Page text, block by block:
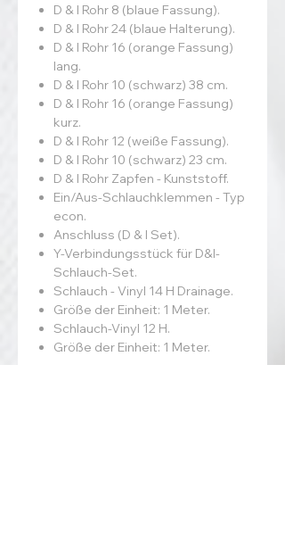
D & I Rohr 8 (blaue Fassung).
D & I Rohr 24 (blaue Halterung).
D & I Rohr 16 (orange Fassung)
lang.
D & I Rohr 10 (schwarz) 38 cm.
D & I Rohr 16 (orange Fassung)
kurz.
D & I Rohr 12 (weiße Fassung).
D & I Rohr 10 (schwarz) 23 cm.
D & I Rohr Zapfen - Kunststoff.
Ein/Aus-Schlauchklemmen - Typ
econ.
Anschluss (D & I Set).
Y-Verbindungsstück für D&I-
Schlauch-Set.
Schlauch - Vinyl 14 H Drainage.
Größe der Einheit: 1 Meter.
Schlauch-Vinyl 12 H.
Größe der Einheit: 1 Meter.